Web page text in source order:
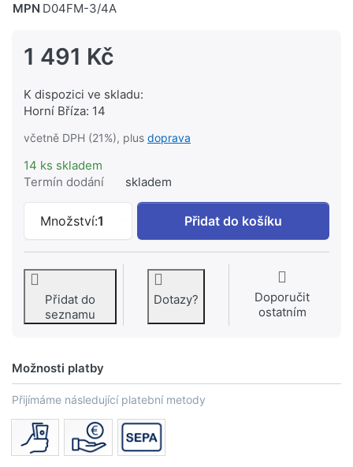
MPN D04FM-3/4A
1 491 Kč
K dispozici ve skladu:
Horní Bříza: 14
včetně DPH (21%), plus doprava
14 ks skladem
Termín dodání
skladem
Množství:1
HB redukční ventil 3/4" max 40°C
Přidat do košíku
Přidat do
seznamu
Dotazy?
Doporučit
ostatním
Možnosti platby
Přijímáme následující platební metody